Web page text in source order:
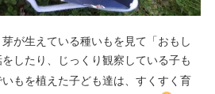
が生えている種いもを見て「おもし
をしたり、じっくり観察している子も
もを植えた子ども達は、すくすく育